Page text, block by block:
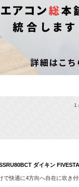
1
ダイキン
で快適に4方向へ自在に吹き付